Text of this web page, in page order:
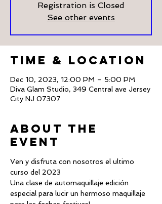
Registration is Closed
See other events
Time & Location
Dec 10, 2023, 12:00 PM – 5:00 PM
Diva Glam Studio, 349 Central ave Jersey
City NJ 07307
About The
Event
Ven y disfruta con nosotros el ultimo
curso del 2023
Una clase de automaquillaje edición
especial para lucir un hermoso maquillaje